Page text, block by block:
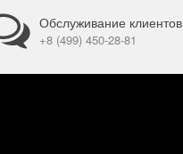
Обслуживание клиентов
+8 (499) 450-28-81